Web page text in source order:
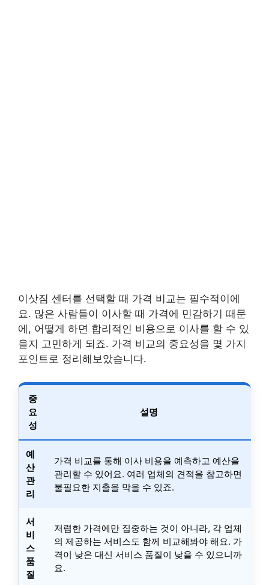
이삿짐 센터를 선택할 때 가격 비교는 필수적이에
요. 많은 사람들이 이사할 때 가격에 민감하기 때문
에, 어떻게 하면 합리적인 비용으로 이사를 할 수 있
을지 고민하게 되죠. 가격 비교의 중요성을 몇 가지
포인트로 정리해보았습니다.
중
요
성
설명
예
산
관
리
가격 비교를 통해 이사 비용을 예측하고 예산을
관리할 수 있어요. 여러 업체의 견적을 참고하면
불필요한 지출을 막을 수 있죠.
서
비
스
품
질
저렴한 가격에만 집중하는 것이 아니라, 각 업체
의 제공하는 서비스도 함께 비교해봐야 해요. 가
격이 낮은 대신 서비스 품질이 낮을 수 있으니까
요.